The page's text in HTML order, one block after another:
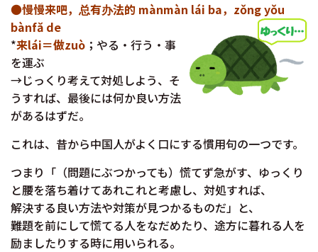
●慢慢来吧，总有办法的 mànmàn lái ba，zǒng yǒu
bànfă de
*来lái＝做zuò ；やる・行う・事
を運ぶ
→じっくり考えて対処しよう、そ
うすれば、最後には何か良い方法
があるはずだ。
これは、昔から中国人がよく口にする慣用句の一つです。
つまり「（問題にぶつかっても）慌てず急がす、ゆっくり
と腰を落ち着けてあれこれと考慮し、対処すれば、
解決する良い方法や対策が見つかるものだ」と、
難題を前にして慌てる人をなだめたり、途方に暮れる人を
励ましたりする時に用いられる。